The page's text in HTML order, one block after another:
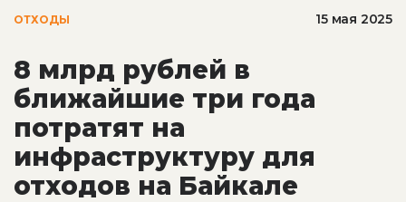
ОТХОДЫ 15 мая 2025
8 млрд рублей в
ближайшие три года
потратят на
инфраструктуру для
отходов на Байкале